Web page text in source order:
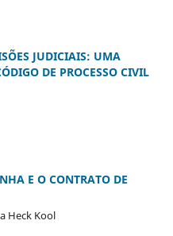
JUDICIAIS: UMA
DE PROCESSO CIVIL
E O CONTRATO DE
Heck Kool